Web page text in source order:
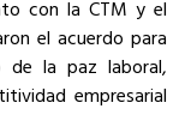
con la CTM y el
el acuerdo para
la paz laboral,
empresarial